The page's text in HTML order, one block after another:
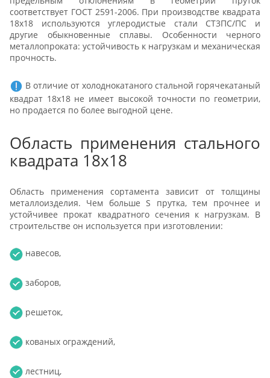
соответствует ГОСТ 2591-2006. При производстве квадрата
18х18 используются углеродистые стали СТ3ПС/ПС и
другие обыкновенные сплавы. Особенности черного
металлопроката: устойчивость к нагрузкам и механическая
прочность.
В отличие от холоднокатаного стальной горячекатаный
квадрат 18х18 не имеет высокой точности по геометрии,
но продается по более выгодной цене.
Область применения стального
квадрата 18х18
Область применения сортамента зависит от толщины
металлоизделия. Чем больше S прутка, тем прочнее и
устойчивее прокат квадратного сечения к нагрузкам. В
строительстве он используется при изготовлении:
навесов,
заборов,
решеток,
кованых ограждений,
лестниц,